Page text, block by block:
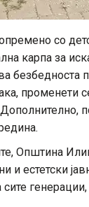
со
карпа за
променети
Општина
и естетски